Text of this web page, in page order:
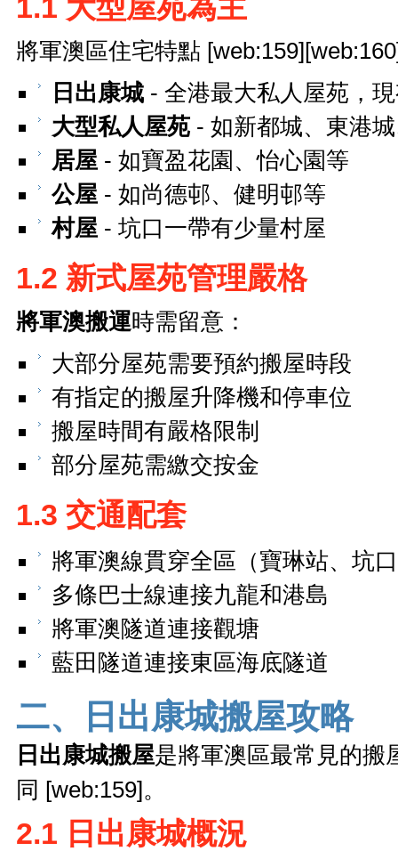
1.1 大型屋苑為主
將軍澳區住宅特點
日出康城 - 全港最大私人屋苑，
大型私人屋苑 - 如新都城、東港
居屋 - 如寶盈花園、怡心園等
公屋 - 如尚德邨、健明邨等
村屋 - 坑口一帶有少量村屋
1.2 新式屋苑管理嚴格
將軍澳搬運時需留意：
大部分屋苑需要預約搬屋時段
有指定的搬屋升降機和停車位
搬屋時間有嚴格限制
部分屋苑需繳交按金
1.3 交通配套
將軍澳線貫穿全區（寶琳站、坑
多條巴士線連接九龍和港島
將軍澳隧道連接觀塘
藍田隧道連接東區海底隧道
二、日出康城搬屋攻略
日出康城搬屋是將軍澳區最常見的搬
同 [web:159]。
2.1 日出康城概況